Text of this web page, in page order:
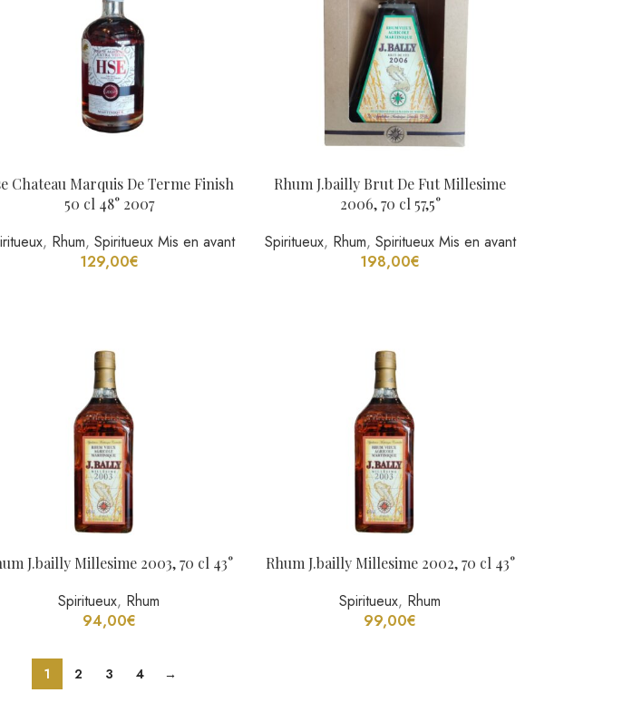
Chateau Marquis De Terme Finish
50 cl 48° 2007
, Rhum, Spiritueux Mis en avant
129,00€
Rhum J.bailly Brut De Fut Millesime
2006, 70 cl 57,5°
Spiritueux, Rhum, Spiritueux Mis en avant
198,00€
J.bailly Millesime 2003, 70 cl 43°
Spiritueux, Rhum
94,00€
Rhum J.bailly Millesime 2002, 70 cl 43°
Spiritueux, Rhum
99,00€
1 2 3 4 →